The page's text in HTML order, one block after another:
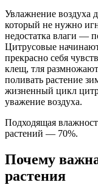
Увлажнение воздуха
который не нужно
недостатка влаги —
Цитрусовые
прекрасно себя
клещ, тля
поливать растение
жизненный цикл
уважение воздуха.
Подходящая
растений — 70%.
Почему
растения